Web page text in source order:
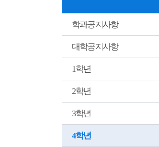
학과공지사항
대학공지사항
1학년
2학년
3학년
4학년